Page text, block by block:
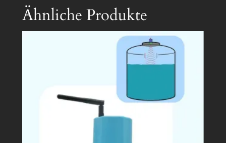
Ähnliche Produkte